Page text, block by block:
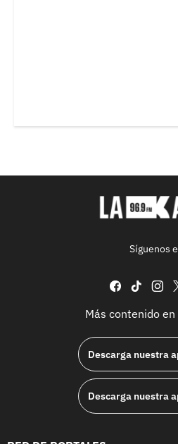
Síguenos
facebook
tiktok
Más contenido en
Descarga nuestra
Descarga nuestra